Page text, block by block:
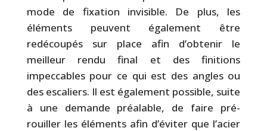
mode de fixation invisible. De plus, les
éléments peuvent également être
redécoupés sur place afin d’obtenir le
meilleur rendu final et des finitions
impeccables pour ce qui est des angles ou
des escaliers. Il est également possible, suite
à une demande préalable, de faire pré-
rouiller les éléments afin d’éviter que l’acier